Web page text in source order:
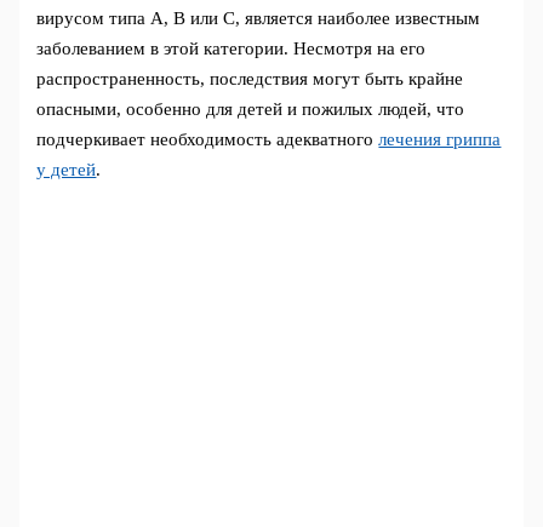
вирусом типа А, В или С, является наиболее известным
заболеванием в этой категории. Несмотря на его
распространенность, последствия могут быть крайне
опасными, особенно для детей и пожилых людей, что
подчеркивает необходимость адекватноголечения гриппа
у детей.